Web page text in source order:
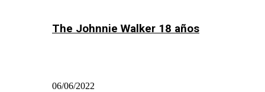
The Johnnie Walker 18 años
06/06/2022